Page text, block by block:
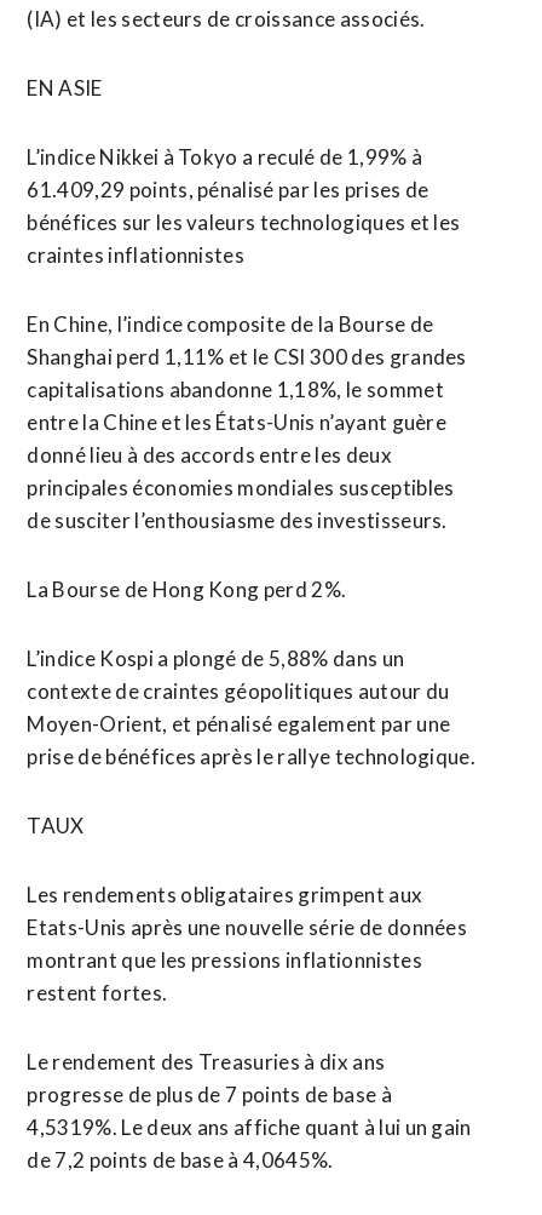
(IA) ​et les secteurs de croissance associés.
EN ASIE
L’indice ​Nikkei à Tokyo a reculé de 1,99% à
61.409,29 points, pénalisé par les prises de
bénéfices sur les valeurs technologiques et les
craintes inflationnistes
En Chine, l’indice composite de la Bourse de
Shanghai perd 1,11% et le CSI 300 des grandes
capitalisations abandonne ​1,18%, le sommet
entre la Chine et les États-Unis n’ayant guère
donné lieu à des accords entre les deux
principales économies mondiales susceptibles
de susciter l’enthousiasme des investisseurs.
La Bourse de Hong Kong perd 2%.
L’indice Kospi a plongé de 5,88% dans un
contexte de craintes géopolitiques autour du
Moyen-Orient, et pénalisé egalement par une
prise de bénéfices après le ‌rallye technologique.
TAUX
Les rendements obligataires grimpent aux
Etats-Unis après une ​nouvelle série de données
montrant que les pressions inflationnistes
restent fortes.
Le rendement des Treasuries à dix ans
progresse de plus de 7 points de base à
4,5319%. Le deux ans affiche quant à lui un gain
de 7,2 points de base à 4,0645%.